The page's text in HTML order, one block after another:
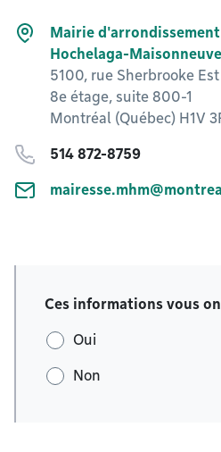
Mairie
Hochelaga-Maisonneuve
5100, rue Sherbrooke Est
8e étage, suite 800-1
Montréal (Québec) H1V
514 872-8759
Ces informations vous
Oui
Non